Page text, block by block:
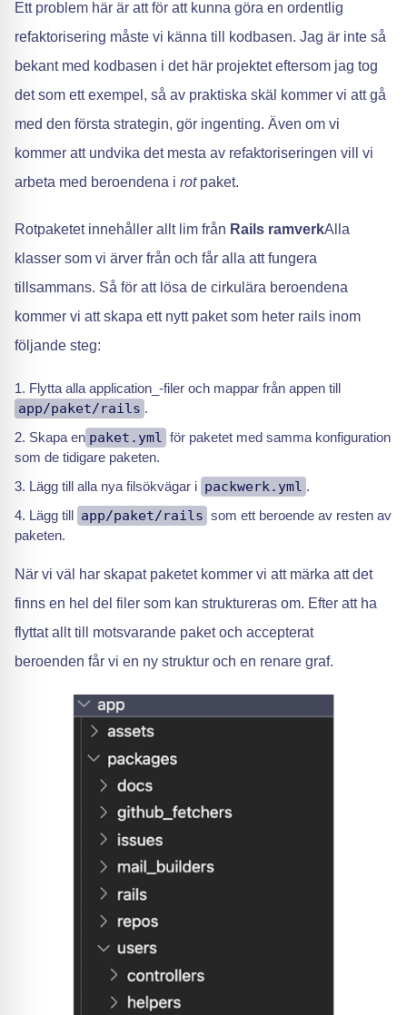
Ett problem här är att för att kunna göra en ordentlig
refaktorisering måste vi känna till kodbasen. Jag är inte så
bekant med kodbasen i det här projektet eftersom jag tog
det som ett exempel, så av praktiska skäl kommer vi att gå
med den första strategin, gör ingenting. Även om vi
kommer att undvika det mesta av refaktoriseringen vill vi
arbeta med beroendena i rotpaket.
Rotpaketet innehåller allt lim från Rails ramverkAlla
klasser som vi ärver från och får alla att fungera
tillsammans. Så för att lösa de cirkulära beroendena
kommer vi att skapa ett nytt paket som heter rails inom
följande steg:
Flytta alla application_-filer och mappar från appen till
app/paket/rails .
Skapa en paket.yml för paketet med samma konfiguration
som de tidigare paketen.
Lägg till alla nya filsökvägar i packwerk.yml .
Lägg till app/paket/rails som ett beroende av resten av
paketen.
När vi väl har skapat paketet kommer vi att märka att det
finns en hel del filer som kan struktureras om. Efter att ha
flyttat allt till motsvarande paket och accepterat
beroenden får vi en ny struktur och en renare graf.